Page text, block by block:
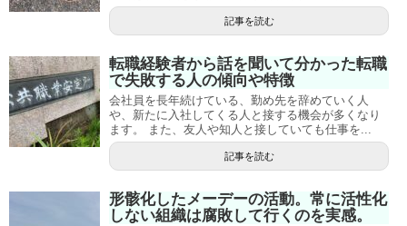
記事を読む
転職経験者から話を聞いて分かった転職
で失敗する人の傾向や特徴
会社員を長年続けている、勤め先を辞めていく人
や、新たに入社してくる人と接する機会が多くなり
ます。 また、友人や知人と接していても仕事を...
記事を読む
形骸化したメーデーの活動。常に活性化
しない組織は腐敗して行くのを実感。